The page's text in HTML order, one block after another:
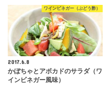
ワインビネガー（ぶどう酢）
2017.6.8
かぼちゃとアボカドのサラダ（ワ
インビネガー風味）